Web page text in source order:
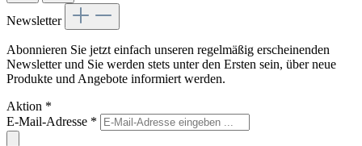
Newsletter
Abonnieren Sie jetzt einfach unseren regelmäßig erscheinenden
Newsletter und Sie werden stets unter den Ersten sein, über neue
Produkte und Angebote informiert werden.
Aktion *
E-Mail-Adresse *